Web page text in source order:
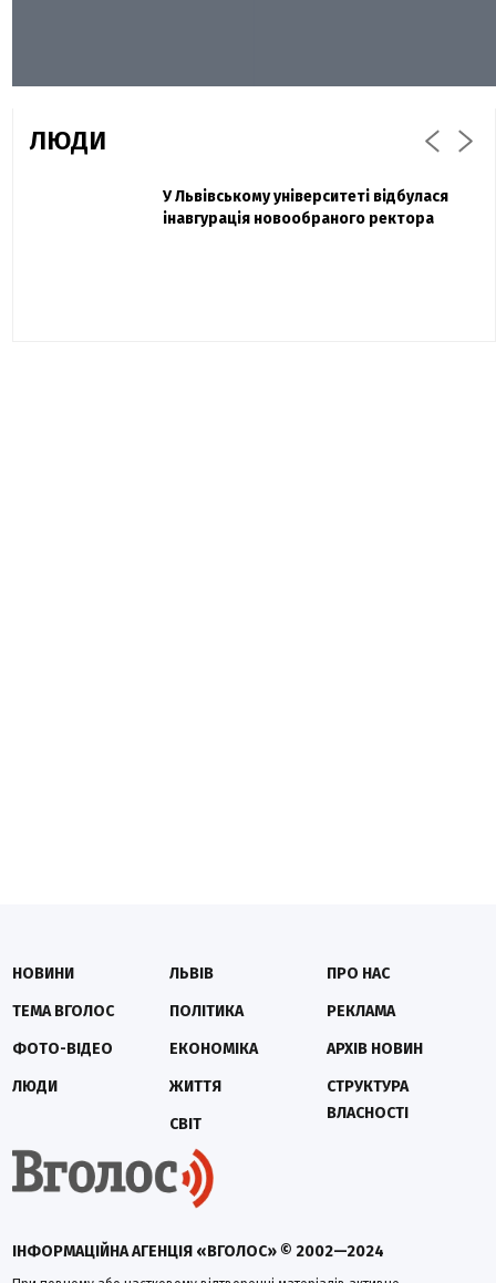
ЛЮДИ
Павло Дак
Захисник "Азовсталі" Діанов вдруге
одружився та показав фото з весілля
У Львівському університеті відбулася
інавгурація новообраного ректора
ІНФОРМАЦІЙНА АГЕНЦІЯ «ВГОЛОС» © 2002—2024
НОВИНИ
ТЕМА ВГОЛОС
ФОТО-ВІДЕО
ЛЮДИ
ЛЬВІВ
ПОЛІТИКА
ЕКОНОМІКА
ЖИТТЯ
СВІТ
ПРО НАС
РЕКЛАМА
АРХІВ НОВИН
СТРУКТУРА
ВЛАСНОСТІ